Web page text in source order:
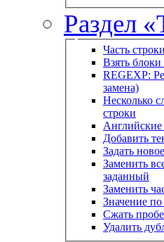
Раздел
Часть
Взять
REGEXP:
замена)
Несколько
строки
Английские
Добавить
Задать
Заменить
заданный
Заменить
Значение
Сжать
Удалить